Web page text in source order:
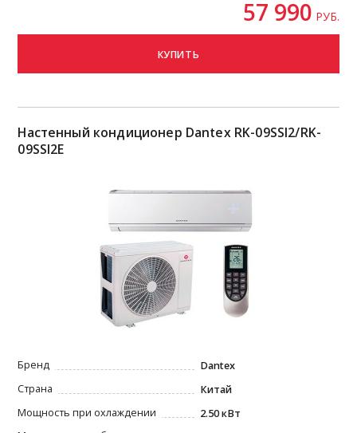
57 990 РУБ.
КУПИТЬ
Настенный кондиционер Dantex RK-09SSI2/RK-
09SSI2E
Бренд
Dantex
Страна
Китай
Мощность при охлаждении
2.50 кВт